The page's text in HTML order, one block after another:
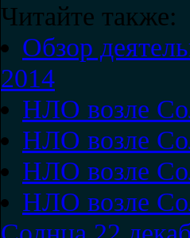
Читайте также:
Обзор
2014
НЛО возле
НЛО возле
НЛО возле
НЛО возле